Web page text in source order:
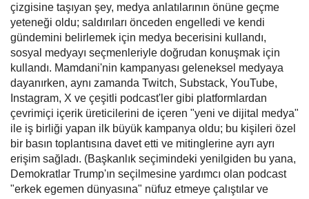
çizgisine taşıyan şey, medya anlatılarının önüne geçme
yeteneği oldu; saldırıları önceden engelledi ve kendi
gündemini belirlemek için medya becerisini kullandı,
sosyal medyayı seçmenleriyle doğrudan konuşmak için
kullandı. Mamdani'nin kampanyası geleneksel medyaya
dayanırken, aynı zamanda Twitch, Substack, YouTube,
Instagram, X ve çeşitli podcast'ler gibi platformlardan
çevrimiçi içerik üreticilerini de içeren "yeni ve dijital medya"
ile iş birliği yapan ilk büyük kampanya oldu; bu kişileri özel
bir basın toplantısına davet etti ve mitinglerine ayrı ayrı
erişim sağladı. (Başkanlık seçimindeki yenilgiden bu yana,
Demokratlar Trump'ın seçilmesine yardımcı olan podcast
"erkek egemen dünyasına" nüfuz etmeye çalıştılar ve